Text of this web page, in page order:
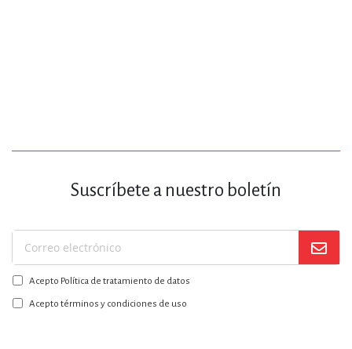
Suscríbete a nuestro boletín
Suscríbase
a
nuestro
boletín:
Acepto Política de tratamiento de datos
Acepto términos y condiciones de uso